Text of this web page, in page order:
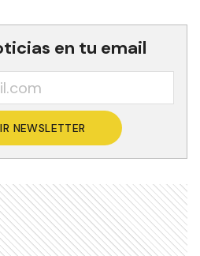
en tu email
NEWSLETTER